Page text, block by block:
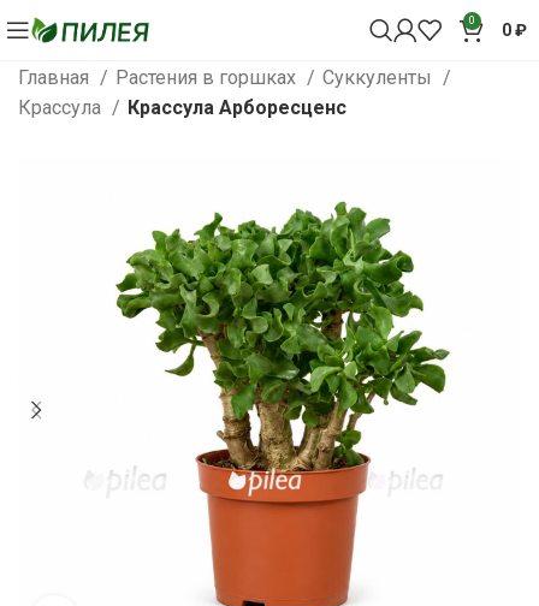
0 0₽
Главная Растения в горшках
Суккуленты
Крассула
Крассула Арборесценс